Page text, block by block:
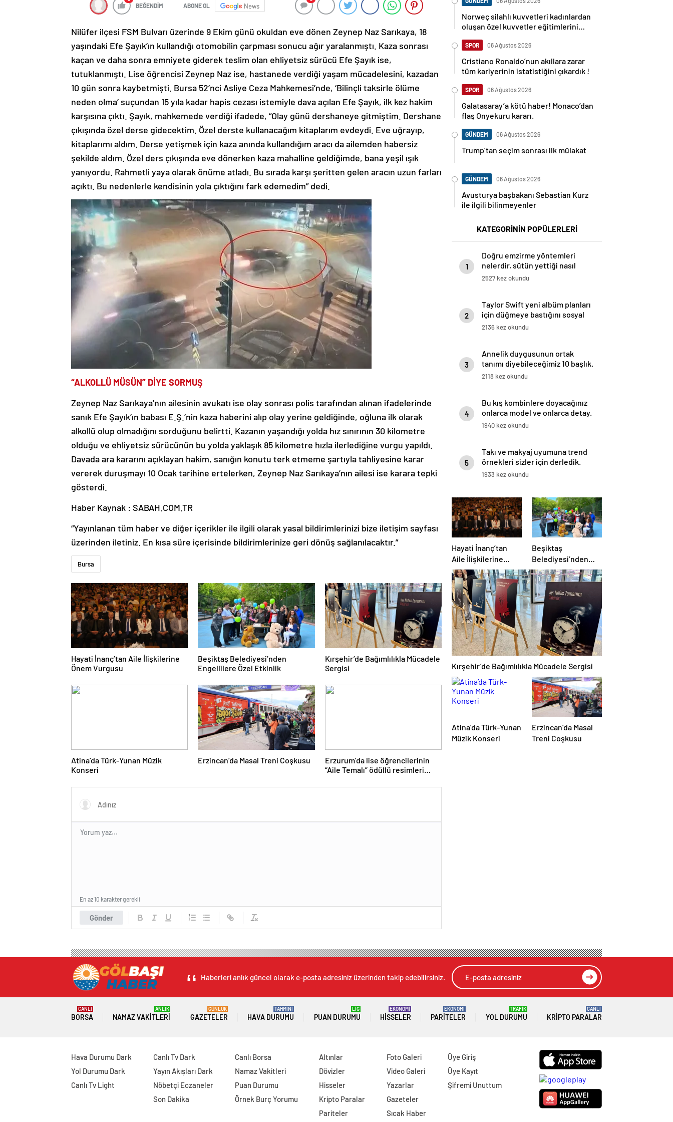
BEĞENDİM ABONE OL News
Nilüfer ilçesi FSM Bulvarı üzerinde 9 Ekim günü okuldan eve dönen Zeynep Naz Sarıkaya, 18
yaşındaki Efe Şayık’ın kullandığı otomobilin çarpması sonucu ağır yaralanmıştı. Kaza sonrası
kaçan ve daha sonra emniyete giderek teslim olan ehliyetsiz sürücü Efe Şayık ise,
tutuklanmıştı. Lise öğrencisi Zeynep Naz ise, hastanede verdiği yaşam mücadelesini, kazadan
10 gün sonra kaybetmişti. Bursa 52’nci Asliye Ceza Mahkemesi’nde, ‘Bilinçli taksirle ölüme
neden olma’ suçundan 15 yıla kadar hapis cezası istemiyle dava açılan Efe Şayık, ilk kez hakim
karşısına çıktı. Şayık, mahkemede verdiği ifadede, “Olay günü dershaneye gitmiştim. Dershane
çıkışında özel derse gidecektim. Özel derste kullanacağım kitaplarım evdeydi. Eve uğrayıp,
kitaplarımı aldım. Derse yetişmek için kaza anında kullandığım aracı da ailemden habersiz
şekilde aldım. Özel ders çıkışında eve dönerken kaza mahalline geldiğimde, bana yeşil ışık
yanıyordu. Rahmetli yaya olarak önüme atladı. Bu sırada karşı şeritten gelen aracın uzun farları
açıktı. Bu nedenlerle kendisinin yola çıktığını fark edemedim” dedi.
“ALKOLLÜ MÜSÜN” DİYE SORMUŞ
Zeynep Naz Sarıkaya’nın ailesinin avukatı ise olay sonrası polis tarafından alınan ifadelerinde
sanık Efe Şayık’ın babası E.Ş.’nin kaza haberini alıp olay yerine geldiğinde, oğluna ilk olarak
alkollü olup olmadığını sorduğunu belirtti. Kazanın yaşandığı yolda hız sınırının 30 kilometre
olduğu ve ehliyetsiz sürücünün bu yolda yaklaşık 85 kilometre hızla ilerlediğine vurgu yapıldı.
Davada ara kararını açıklayan hakim, sanığın konutu terk etmeme şartıyla tahliyesine karar
vererek duruşmayı 10 Ocak tarihine ertelerken, Zeynep Naz Sarıkaya’nın ailesi ise karara tepki
gösterdi.
Haber Kaynak : SABAH.COM.TR
“Yayınlanan tüm haber ve diğer içerikler ile ilgili olarak yasal bildirimlerinizi bize iletişim sayfası
üzerinden iletiniz. En kısa süre içerisinde bildirimlerinize geri dönüş sağlanılacaktır.”
Bursa
Hayati İnanç’tan Aile İlişkilerine
Önem Vurgusu
Beşiktaş Belediyesi’nden
Engellilere Özel Etkinlik
Kırşehir’de Bağımlılıkla Mücadele
Sergisi
Atina’da Türk-Yunan Müzik
Konseri
Erzincan’da Masal Treni Coşkusu
Erzurum’da lise öğrencilerinin
“Aile Temalı” ödüllü resimleri
Gönder
En az 10 karakter gerekli
Norweç silahlı kuvvetleri kadınlardan
oluşan özel kuvvetler eğitimlerini
SPOR 06 Ağustos 2026
Cristiano Ronaldo’nun akıllara zarar
tüm kariyerinin istatistiğini çıkardık !
SPOR 06 Ağustos 2026
Galatasaray’a kötü haber! Monaco’dan
flaş Onyekuru kararı.
GÜNDEM 06 Ağustos 2026
Trump’tan seçim sonrası ilk mülakat
GÜNDEM 06 Ağustos 2026
Avusturya başbakanı Sebastian Kurz
ile ilgili bilinmeyenler
KATEGORİNİN POPÜLERLERİ
1
Doğru emzirme yöntemleri
nelerdir, sütün yettiği nasıl
anlaşılır?
2527 kez okundu
2
Taylor Swift yeni albüm planları
için düğmeye bastığını sosyal
medyadan duyurdu!
2136 kez okundu
3
Annelik duygusunun ortak
tanımı diyebileceğimiz 10 başlık.
2118 kez okundu
4
Bu kış kombinlere doyacağınız
onlarca model ve onlarca detay.
1940 kez okundu
5
Takı ve makyaj uyumuna trend
örnekleri sizler için derledik.
1933 kez okundu
Hayati İnanç’tan
Aile İlişkilerine
Önem Vurgusu
Beşiktaş
Belediyesi’nden
Engellilere Özel
Etkinlik
Kırşehir’de Bağımlılıkla Mücadele Sergisi
Atina’da Türk-Yunan
Müzik Konseri
Erzincan’da Masal
Treni Coşkusu
Haberleri anlık güncel olarak e-posta adresiniz üzerinden takip edebilirsiniz.
BORSA
CANLI
NAMAZ VAKITLERI
ANLIK
GAZETELER
GÜNLÜK
HAVA DURUMU
TAHMİNİ
PUAN DURUMU
LİG
HISSELER
EKONOMİ
PARITELER
EKONOMİ
YOL DURUMU
TRAFİK
KRIPTO PARALAR
CANLI
Hava Durumu Dark
Yol Durumu Dark
Canlı Tv Light
Canlı Tv Dark
Yayın Akışları Dark
Nöbetçi Eczaneler
Son Dakika
Canlı Borsa
Namaz Vakitleri
Puan Durumu
Örnek Burç Yorumu
Altınlar
Dövizler
Hisseler
Kripto Paralar
Pariteler
Foto Galeri
Video Galeri
Yazarlar
Gazeteler
Sıcak Haber
Üye Giriş
Üye Kayıt
Şifremi Unuttum